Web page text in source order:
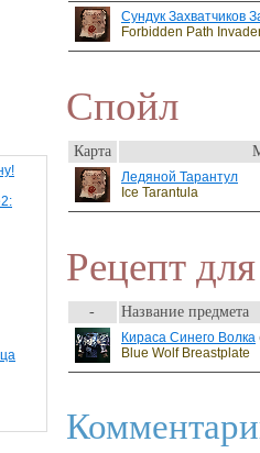
Сундук Захватчиков
Forbidden Path
Спойл
Карта
Ледяной Тарантул
Ice Tarantula
Рецепт для
- Название предмета
Кираса Синего Волка
Blue Wolf Breastplate